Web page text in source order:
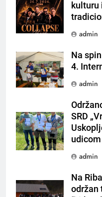
kulturu
admin
Na
4.
admin
SRD
admin
Na
održan